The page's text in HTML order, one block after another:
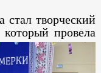
творческий
который провела